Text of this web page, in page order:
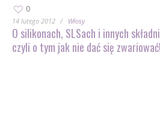
0
14 lutego 2012 Włosy
O silikonach, SLSach i innych
czyli o tym jak nie dać się zwariować!